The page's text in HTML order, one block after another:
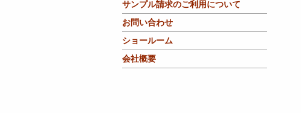
サンプル請求のご利用について
お問い合わせ
ショールーム
会社概要